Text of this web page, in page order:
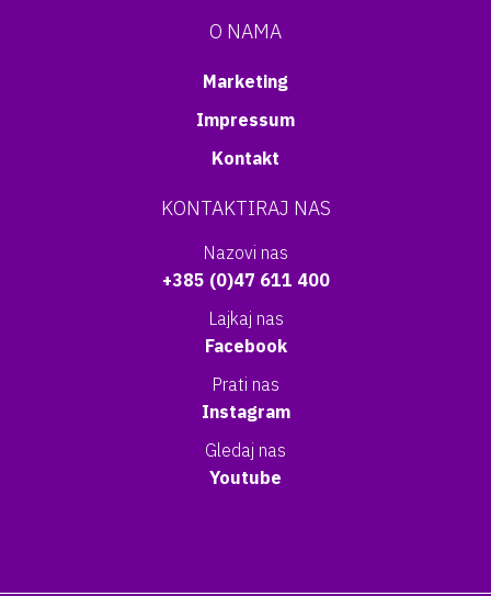
O NAMA
Marketing
Impressum
Kontakt
KONTAKTIRAJ NAS
Nazovi nas
+385 (0)47 611 400
Lajkaj nas
Facebook
Prati nas
Instagram
Gledaj nas
Youtube